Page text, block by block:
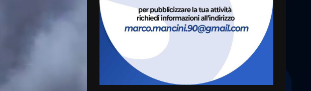
4
piano di aperture
straordinarie del Comune di
Fasano
6 Agosto 2026 14:16
Grazia Neglia, coordinatrice
cittadina di Fratelli d’Italia,
pronta a tornare in Consiglio